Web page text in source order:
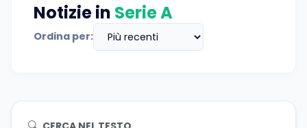
Notizie in Serie A
Ordina per: